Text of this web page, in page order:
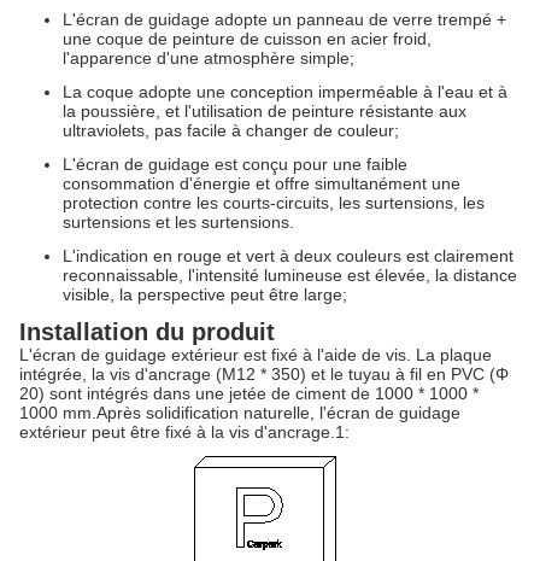
L'écran de guidage adopte un panneau de verre trempé +
une coque de peinture de cuisson en acier froid,
l'apparence d'une atmosphère simple;
La coque adopte une conception imperméable à l'eau et à
la poussière, et l'utilisation de peinture résistante aux
ultraviolets, pas facile à changer de couleur;
L'écran de guidage est conçu pour une faible
consommation d'énergie et offre simultanément une
protection contre les courts-circuits, les surtensions, les
surtensions et les surtensions.
L'indication en rouge et vert à deux couleurs est clairement
reconnaissable, l'intensité lumineuse est élevée, la distance
visible, la perspective peut être large;
Installation du produit
L'écran de guidage extérieur est fixé à l'aide de vis. La plaque
intégrée, la vis d'ancrage (M12 * 350) et le tuyau à fil en PVC (Φ
20) sont intégrés dans une jetée de ciment de 1000 * 1000 *
1000 mm.Après solidification naturelle, l'écran de guidage
extérieur peut être fixé à la vis d'ancrage.1: